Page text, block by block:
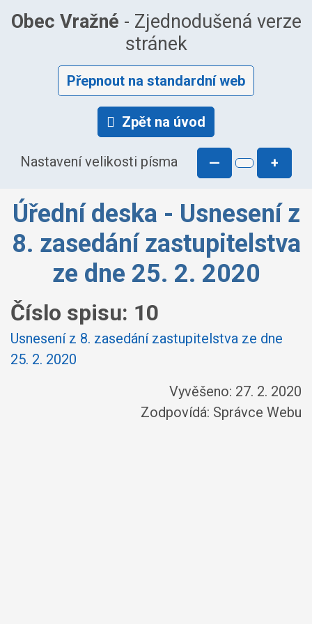
Obec Vražné - Zjednodušená verze
stránek
Přepnout na standardní web
Zpět na úvod
Nastavení velikosti písma — +
Úřední deska - Usnesení z
8. zasedání zastupitelstva
ze dne 25. 2. 2020
Číslo spisu: 10
Usnesení z 8. zasedání zastupitelstva ze dne
25. 2. 2020
Vyvěšeno: 27. 2. 2020
Zodpovídá: Správce Webu